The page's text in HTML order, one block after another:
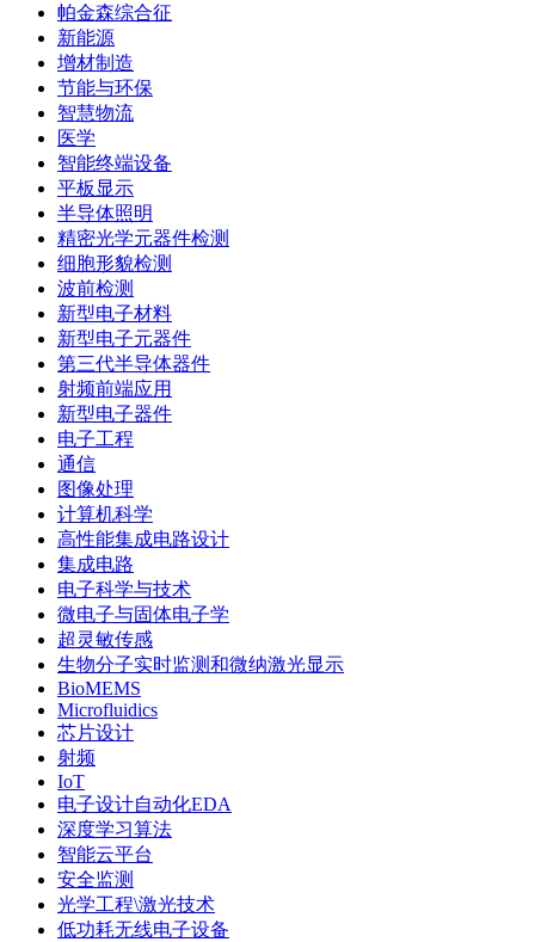
帕金森综合征
新能源
增材制造
节能与环保
智慧物流
医学
智能终端设备
平板显示
半导体照明
精密光学元器件检测
细胞形貌检测
波前检测
新型电子材料
新型电子元器件
第三代半导体器件
射频前端应用
新型电子器件
电子工程
通信
图像处理
计算机科学
高性能集成电路设计
集成电路
电子科学与技术
微电子与固体电子学
超灵敏传感
生物分子实时监测和微纳激光显示
BioMEMS
Microfluidics
芯片设计
射频
IoT
电子设计自动化EDA
深度学习算法
智能云平台
安全监测
光学工程\激光技术
低功耗无线电子设备